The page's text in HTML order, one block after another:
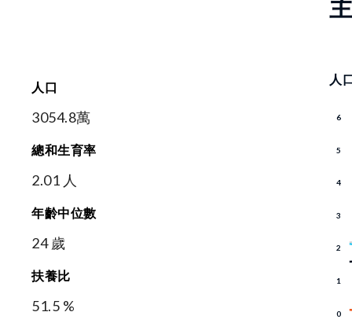
人口
3054.8萬
總和生育率
2.01 人
年齡中位數
24 歲
扶養比
51.5 %
人